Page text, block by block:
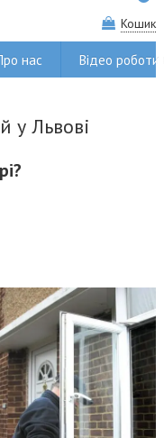
Кошик
нас Відео роботи
у Львові